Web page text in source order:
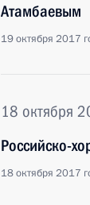
Атамбаевым
19 октября 2017
18 октября
Российско-
18 октября 2017